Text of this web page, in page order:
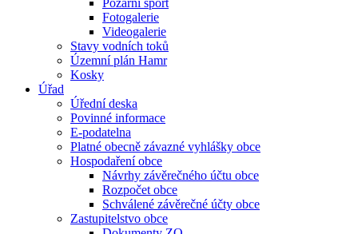
Požární sport
Fotogalerie
Videogalerie
Stavy vodních toků
Územní plán Hamr
Kosky
Úřad
Úřední deska
Povinné informace
E-podatelna
Platné obecně závazné vyhlášky obce
Hospodaření obce
Návrhy závěrečného účtu obce
Rozpočet obce
Schválené závěrečné účty obce
Zastupitelstvo obce